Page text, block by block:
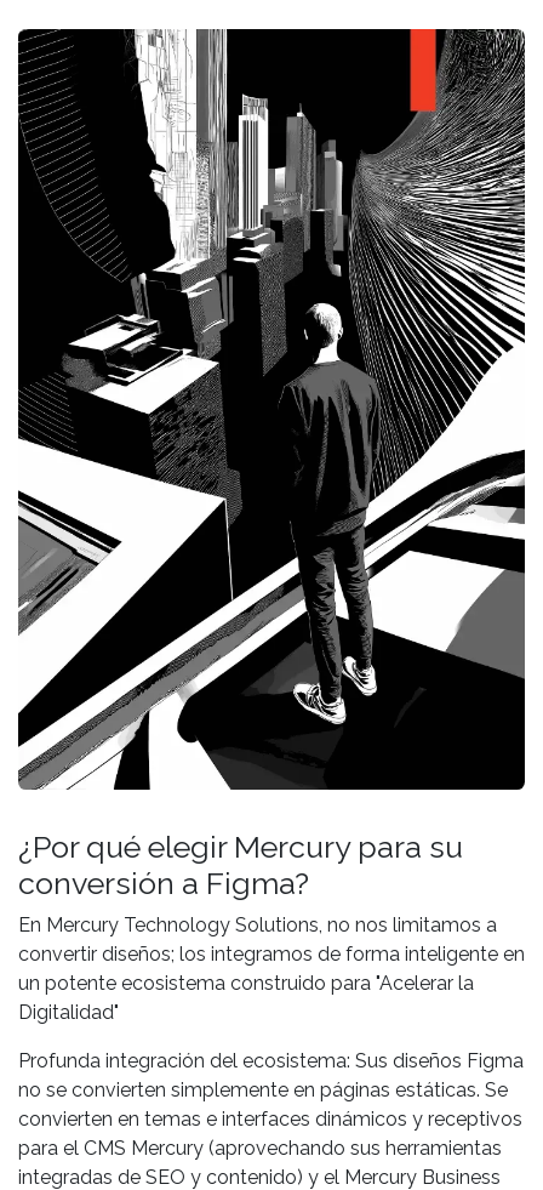
¿Por qué elegir Mercury para su
conversión a Figma?
En Mercury Technology Solutions, no nos limitamos a
convertir diseños; los integramos de forma inteligente en
un potente ecosistema construido para "Acelerar la
Digitalidad"
Profunda integración del ecosistema: Sus diseños Figma
no se convierten simplemente en páginas estáticas. Se
convierten en temas e interfaces dinámicos y receptivos
para el CMS Mercury (aprovechando sus herramientas
integradas de SEO y contenido) y el Mercury Business